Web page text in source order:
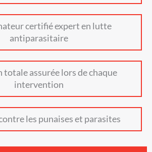
certifié expert en lutte
antiparasitaire
assurée lors de chaque
intervention
les punaises et parasites